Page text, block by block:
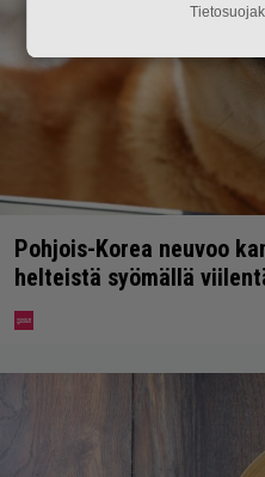
Pohjois-Korea neuvoo
helteistä syömällä